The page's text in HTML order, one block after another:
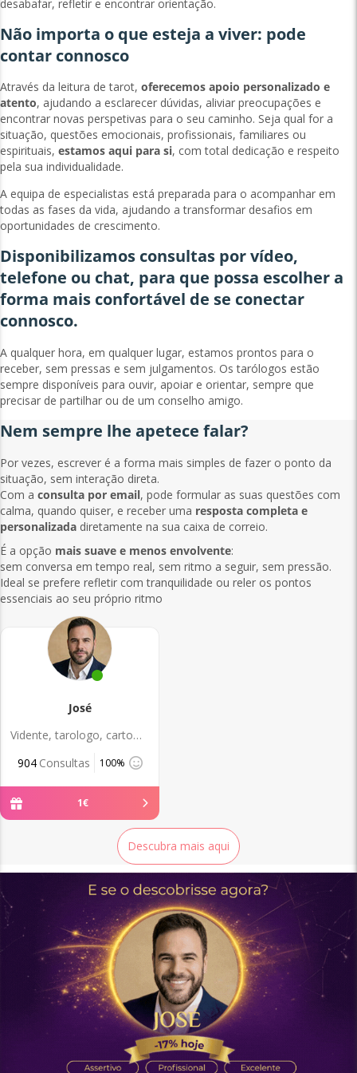
desabafar, refletir e encontrar orientação.
Não importa o que esteja a viver: pode
contar connosco
Através da leitura de tarot, oferecemos apoio personalizado e
atento, ajudando a esclarecer dúvidas, aliviar preocupações e
encontrar novas perspetivas para o seu caminho. Seja qual for a
situação, questões emocionais, profissionais, familiares ou
espirituais, estamos aqui para si, com total dedicação e respeito
pela sua individualidade.
A equipa de especialistas está preparada para o acompanhar em
todas as fases da vida, ajudando a transformar desafios em
oportunidades de crescimento.
Disponibilizamos consultas por vídeo,
telefone ou chat, para que possa escolher a
forma mais confortável de se conectar
connosco.
A qualquer hora, em qualquer lugar, estamos prontos para o
receber, sem pressas e sem julgamentos. Os tarólogos estão
sempre disponíveis para ouvir, apoiar e orientar, sempre que
precisar de partilhar ou de um conselho amigo.
Nem sempre lhe apetece falar?
Por vezes, escrever é a forma mais simples de fazer o ponto da
situação, sem interação direta.
Com a consulta por email, pode formular as suas questões com
calma, quando quiser, e receber uma resposta completa e
personalizada diretamente na sua caixa de correio.
É a opção mais suave e menos envolvente:
sem conversa em tempo real, sem ritmo a seguir, sem pressão.
Ideal se prefere refletir com tranquilidade ou reler os pontos
essenciais ao seu próprio ritmo
José
Vidente, tarologo, cartomante e Rumanal.
904 Consultas 100%
1€
Descubra mais aqui